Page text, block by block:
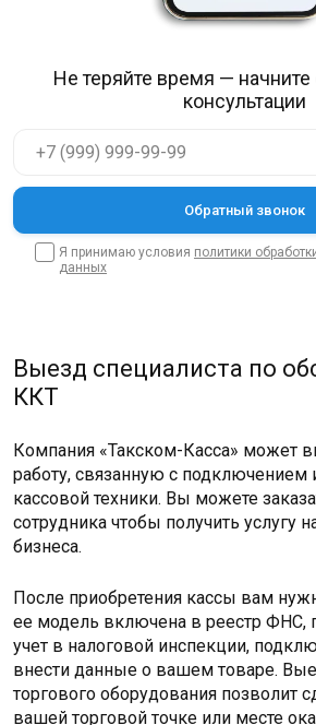
Не теряйте время — начните
консультации
Я принимаю условия политики
данных
Выезд специалиста по
ККТ
Компания «Такском-Касса» может
работу, связанную с подключением
кассовой техники. Вы можете
сотрудника чтобы получить услугу
бизнеса.
После приобретения кассы вам
ее модель включена в реестр ФНС,
учет в налоговой инспекции,
внести данные о вашем товаре.
торгового оборудования позволит
вашей торговой точке или месте